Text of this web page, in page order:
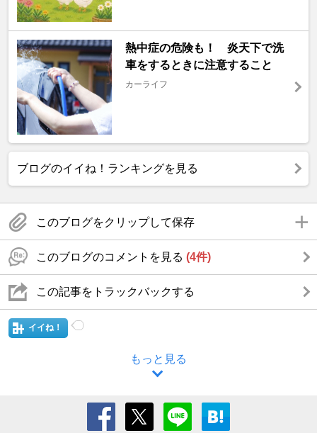
熱中症の危険も！ 炎天下で洗
車をするときに注意すること
カーライフ
ブログのイイね！ランキングを見る
このブログをクリップして保存
このブログのコメントを見る (4件)
この記事をトラックバックする
イイね！
もっと見る